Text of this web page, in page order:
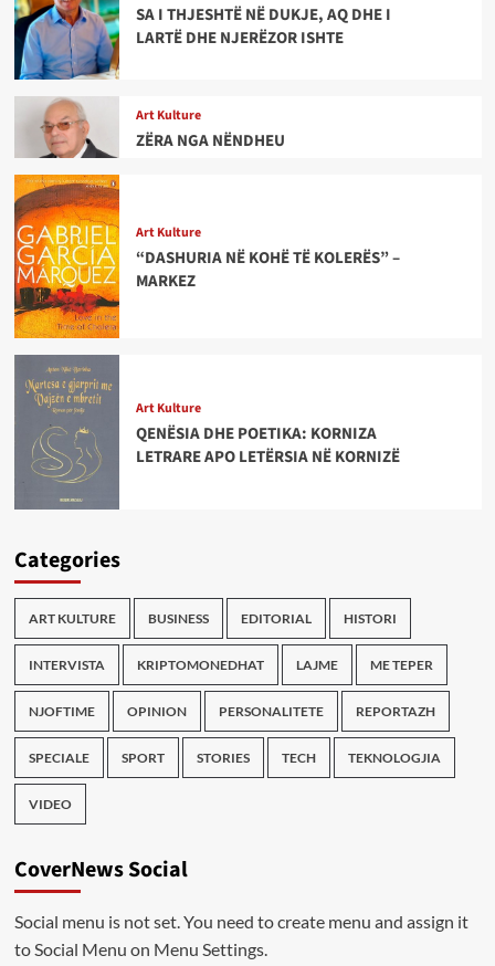
SA I THJESHTË NË DUKJE, AQ DHE I
LARTË DHE NJERËZOR ISHTE
Art Kulture
ZËRA NGA NËNDHEU
Art Kulture
“DASHURIA NË KOHË TË KOLERËS” –
MARKEZ
Art Kulture
QENËSIA DHE POETIKA: KORNIZA
LETRARE APO LETËRSIA NË KORNIZË
Categories
ART KULTURE BUSINESS EDITORIAL HISTORI
INTERVISTA KRIPTOMONEDHAT LAJME ME TEPER
NJOFTIME OPINION PERSONALITETE REPORTAZH
SPECIALE SPORT STORIES TECH TEKNOLOGJIA
VIDEO
CoverNews Social
Social menu is not set. You need to create menu and assign it
to Social Menu on Menu Settings.